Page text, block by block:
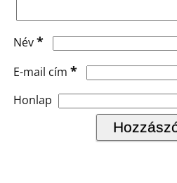
Név*
E-mail cím *
Honlap